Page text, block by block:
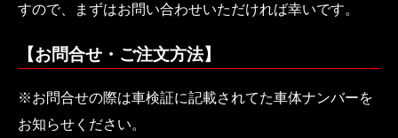
すので、まずはお問い合わせいただければ幸いです。
【お問合せ・ご注文方法】
※お問合せの際は車検証に記載されてた車体ナンバーを
お知らせください。